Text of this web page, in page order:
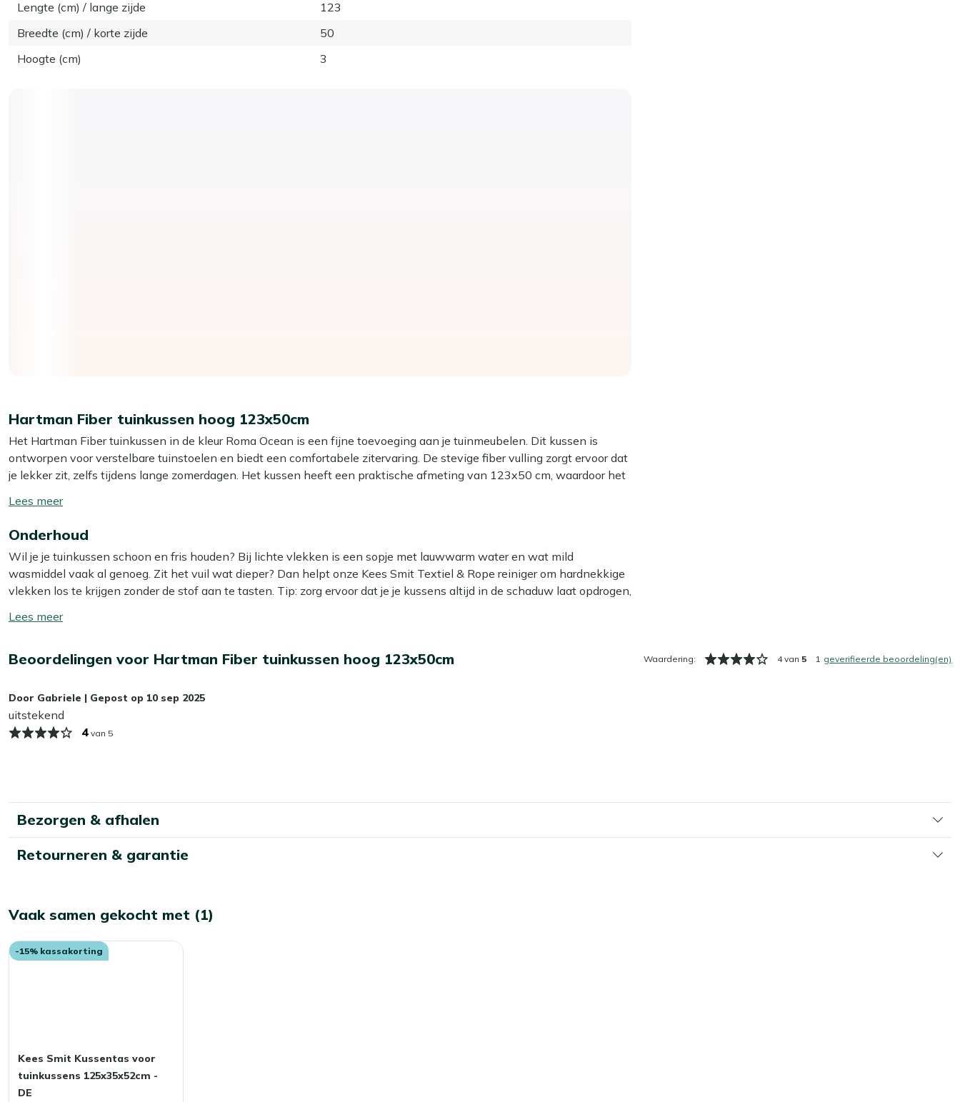
Lengte (cm) / lange zijde
123
Breedte (cm) / korte zijde
50
Hoogte (cm)
3
Hartman Fiber tuinkussen hoog 123x50cm
Het Hartman Fiber tuinkussen in de kleur Roma Ocean is een fijne toevoeging aan je tuinmeubelen. Dit kussen is
ontworpen voor verstelbare tuinstoelen en biedt een comfortabele zitervaring. De stevige fiber vulling zorgt ervoor dat
je lekker zit, zelfs tijdens lange zomerdagen. Het kussen heeft een praktische afmeting van 123x50 cm, waardoor het
Omdat textileen zich al naar je lichaam vormt, heb je niet veel vulling nodig om comfortabel te zitten. Dit kussen geeft
Bekijk meer Tuinkussens
Bekijk meer Dunne tuinkussens (textileen stoelen)
Toon/verberg
meer
Onderhoud
Wil je je tuinkussen schoon en fris houden? Bij lichte vlekken is een sopje met lauwwarm water en wat mild
wasmiddel vaak al genoeg. Zit het vuil wat dieper? Dan helpt onze Kees Smit Textiel & Rope reiniger om hardnekkige
vlekken los te krijgen zonder de stof aan te tasten. Tip: zorg ervoor dat je je kussens altijd in de schaduw laat opdrogen,
Smit Textiel & Rope beschermer. Deze maakt je kussens water- en vuilafstotend, zodat ze langer schoon blijven. Dat
Kan ik mijn tuinkussens het hele jaar buiten laten liggen?
Wij adviseren om je tuinkussens droog op te bergen als je ze niet gebruikt. Zelfs de meest waterafstotende stoffen
Toon/verberg
Beoordelingen voor Hartman Fiber tuinkussen hoog 123x50cm Waardering: 4 van 5 1 geverifieerde beoordeling(en)
Door Gabriele | Gepost op 10 sep 2025
uitstekend
4 van 5
Bezorgen & afhalen
Retourneren & garantie
Vaak samen gekocht met (1)
-15% kassakorting
Kees Smit Kussentas voor
tuinkussens 125x35x52cm -
DE